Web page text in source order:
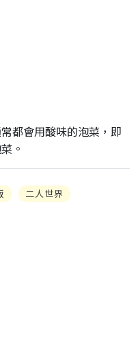
都會用酸味的泡菜，即
。
二人世界